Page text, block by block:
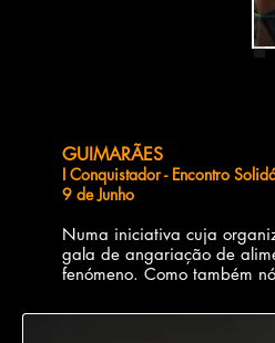
GUIMARÃES​
I Conquistador - Encontro
9 de Junho​
Numa iniciativa cuja
gala de angariação de
fenómeno. Como também